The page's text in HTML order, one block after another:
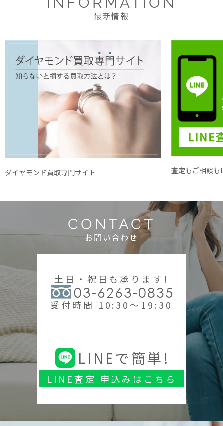
最新情報
ダイヤモンド買取専門サイト 査定もご相談も
CONTACT
お問い合わせ
土日・祝日も承ります!
03-6263-0835
受付時間 10:30～19:30
LINEで簡単!
LINE査定 申込みはこちら